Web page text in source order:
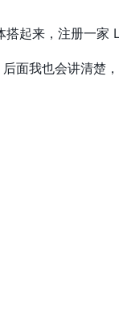
起来，注册一家
面我也会讲清楚